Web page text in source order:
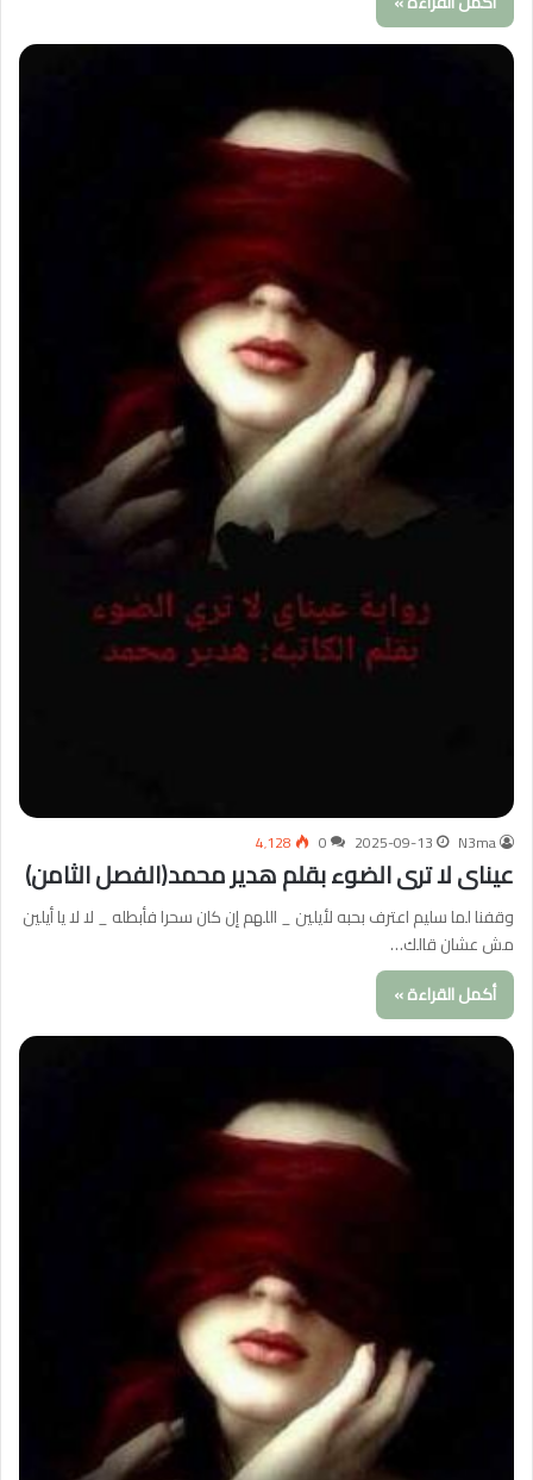
N3ma
2025-09-13
0 4٬128
عيناى لا ترى الضوء بقلم هدير محمد(الفصل الثامن)
وقفنا لما سليم اعترف بحبه لأيلين _ اللهم إن كان سحرا فأبطله _ لا لا يا أيلين
مش عشان قالك…
أكمل القراءة »